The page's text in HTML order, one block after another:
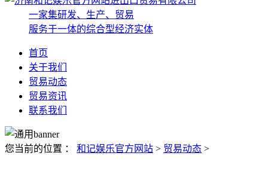
一家集研发、生产、贸易
服务于一体的综合型经济实体
首页
关于我们
贸易动态
贸易资讯
联系我们
您当前的位置 ： 和记娱乐官方网站 > 贸易动态 >